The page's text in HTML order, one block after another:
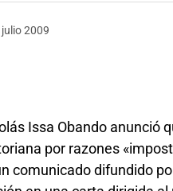
julio 2009
Issa Obando anunció
por razones
comunicado difundido